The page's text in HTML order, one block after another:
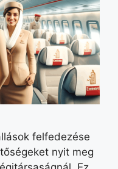
felfedezése
nyit meg